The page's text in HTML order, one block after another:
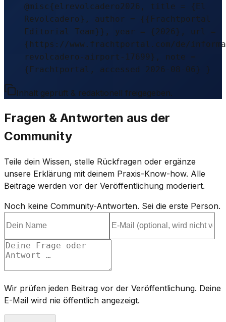
@misc{elrevolcadero2026, title = {El
Revolcadero}, author = {{Frachtportal
Editorial Team}}, year = {2026}, url =
{https://www.frachtportal.com/de/
revolcadero-airport-17699}, note =
{Frachtportal, accessed 2026-08-06} }
Inhalt geprüft & redaktionell freigegeben.
Fragen & Antworten aus der
Community
Teile dein Wissen, stelle Rückfragen oder ergänze
unsere Erklärung mit deinem Praxis-Know-how. Alle
Beiträge werden vor der Veröffentlichung moderiert.
Noch keine Community-Antworten. Sei die erste Person.
Wir prüfen jeden Beitrag vor der Veröffentlichung. Deine
E-Mail wird nie öffentlich angezeigt.